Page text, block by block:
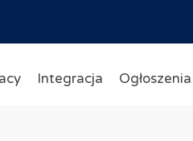
Integracja Ogłoszenia